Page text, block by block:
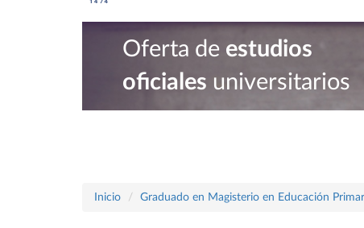
Oferta de estudios
oficiales universitarios
Inicio Graduado en Magisterio en Educación